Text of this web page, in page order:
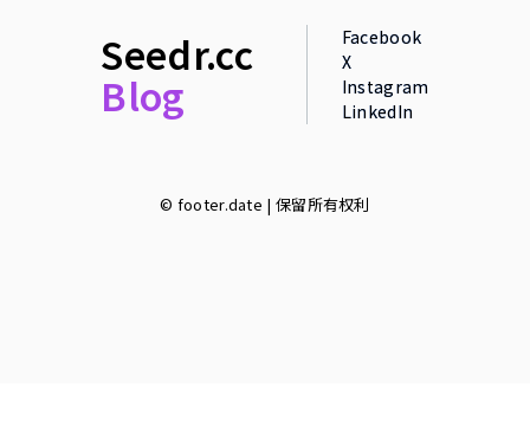
Seedr.cc
Blog
Facebook
X
Instagram
LinkedIn
© footer.date | 保留所有权利